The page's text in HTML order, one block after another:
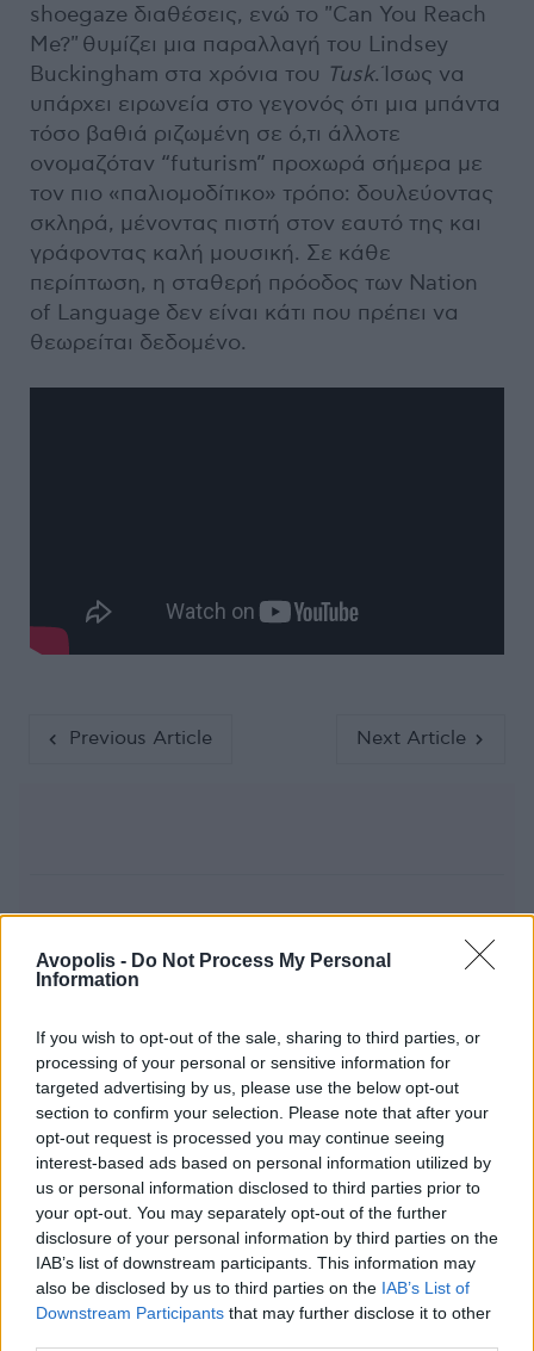
Avopolis - Do Not Process My Personal
Information
If you wish to opt-out of the sale, sharing to third parties, or
processing of your personal or sensitive information for
targeted advertising by us, please use the below opt-out
section to confirm your selection. Please note that after your
opt-out request is processed you may continue seeing
interest-based ads based on personal information utilized by
us or personal information disclosed to third parties prior to
your opt-out. You may separately opt-out of the further
disclosure of your personal information by third parties on the
IAB’s list of downstream participants. This information may
also be disclosed by us to third parties on the IAB’s List of
Downstream Participants that may further disclose it to other
shoegaze διαθέσεις, ενώ το "Can You Reach
Me?" θυμίζει μια παραλλαγή του Lindsey
Buckingham στα χρόνια του Tusk. Ίσως να
υπάρχει ειρωνεία στο γεγονός ότι μια μπάντα
τόσο βαθιά ριζωμένη σε ό,τι άλλοτε
ονομαζόταν “futurism” προχωρά σήμερα με
τον πιο «παλιομοδίτικο» τρόπο: δουλεύοντας
σκληρά, μένοντας πιστή στον εαυτό της και
γράφοντας καλή μουσική. Σε κάθε
περίπτωση, η σταθερή πρόοδος των Nation
of Language δεν είναι κάτι που πρέπει να
θεωρείται δεδομένο.
Previous Article Next Article
Google News
MOOD OF THE DAY
Ποτέ δεν είναι αργά,
κυριολεκτικά. Ο Άντονι Χόπκινς
στα 88 αρνείται να το βάλει κάτω
και κυκλοφορεί το 1ο του
άλμπουμ με ορχηστρικές συνθέσεις και τίτλο:
Life Is A Dream. Φυσικά και είναι Άντονι...